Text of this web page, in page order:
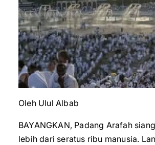
Oleh Ulul Albab
BAYANGKAN, Padang Arafah
lebih dari seratus ribu manusia.